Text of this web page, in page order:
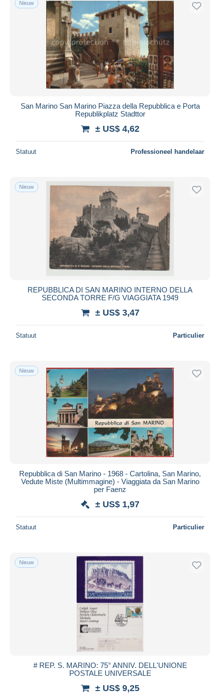
Gratis levering
Betaalmiddelen
PayPal
Bankoverschrijving
Visa
Mastercard
iDeal
Woonplaats van de verkoper
Toepassen
Nieuw
San Marino San Marino Piazza della Repubblica e Porta
Republikplatz Stadttor
± US$ 4,62
Statuut Professioneel handelaar
Nieuw
REPUBBLICA DI SAN MARINO INTERNO DELLA
SECONDA TORRE F/G VIAGGIATA 1949
± US$ 3,47
Statuut Particulier
Nieuw
Repubblica di San Marino - 1968 - Cartolina, San Marino,
Vedute Miste (Multimmagine) - Viaggiata da San Marino
per Faenz
± US$ 1,97
Statuut Particulier
Nieuw
# REP. S. MARINO: 75° ANNIV. DELL'UNIONE
POSTALE UNIVERSALE
± US$ 9,25